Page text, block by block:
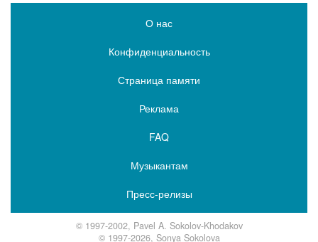
О нас
Конфиденциальность
Страница памяти
Реклама
FAQ
Музыкантам
Пресс-релизы
© 1997-2002, Pavel A. Sokolov-Khodakov
© 1997-2026, Sonya Sokolova